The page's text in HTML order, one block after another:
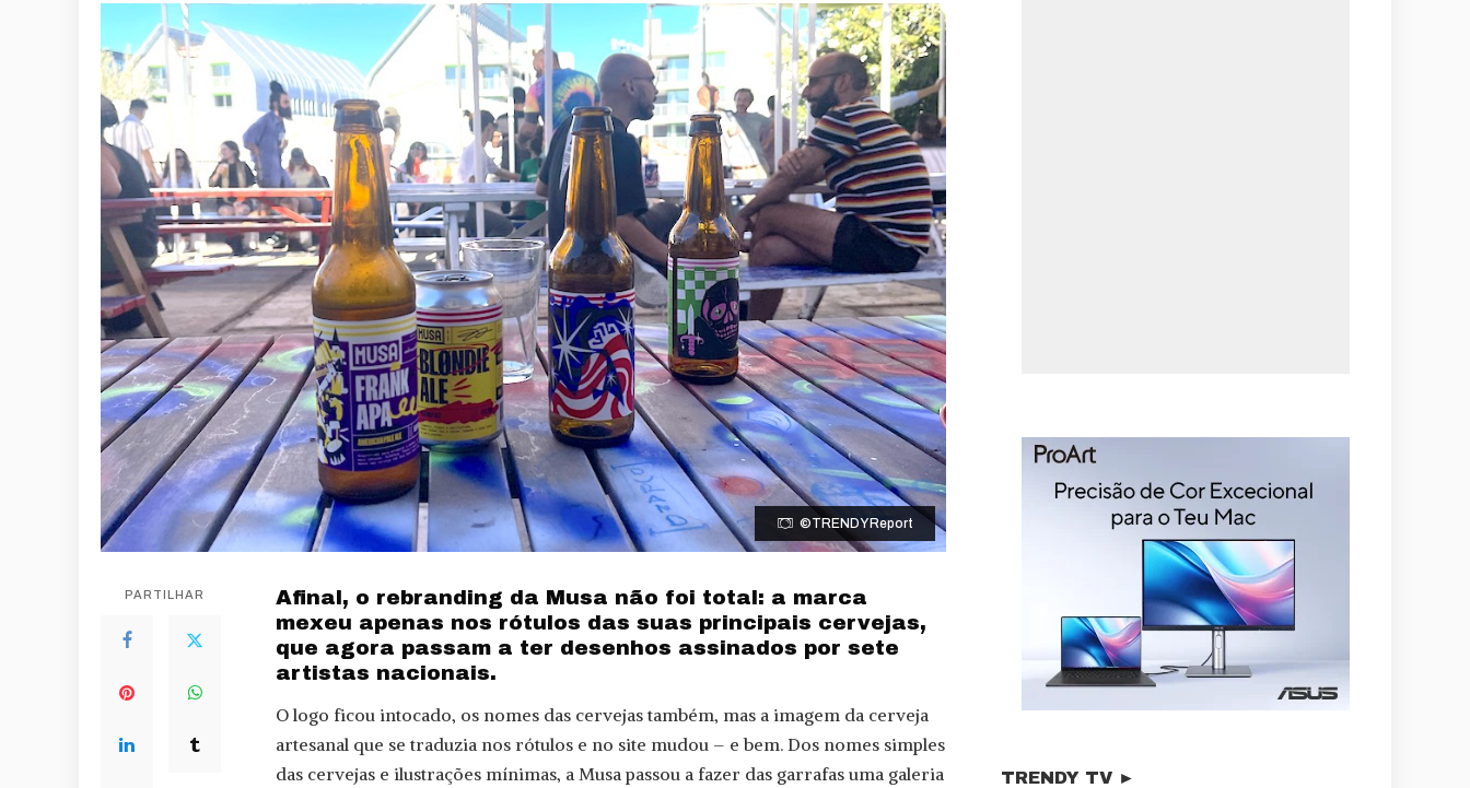
©TRENDY Report
PARTILHAR
Afinal, o rebranding da Musa não foi total: a marca
mexeu apenas nos rótulos das suas principais cervejas,
que agora passam a ter desenhos assinados por sete
artistas nacionais.
O logo ficou intocado, os nomes das cervejas também, mas a imagem da cerveja
artesanal que se traduzia nos rótulos e no site mudou – e bem. Dos nomes simples
das cervejas e ilustrações mínimas, a Musa passou a fazer das garrafas uma galeria
TRENDY TV ►